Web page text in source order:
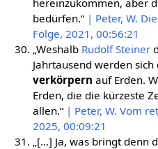
hereinzukommen, aber
bedürfen.“ | Peter, W.
Folge, 2021, 00:56:21
„Weshalb Rudolf Steiner
Jahrtausend werden
verkörpern auf Erden.
Erden, die die kürzeste
allen.“ | Peter, W. Vom
2025, 00:09:21
„[…] Ja, was bringt denn